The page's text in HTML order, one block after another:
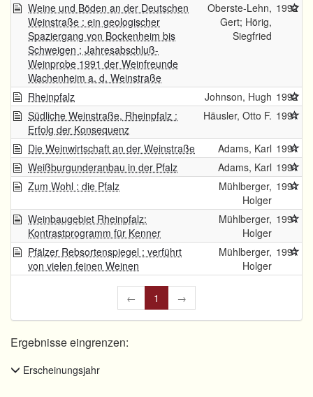
Weine und Böden an der Deutschen
Weinstraße : ein geologischer
Spaziergang von Bockenheim bis
Schweigen ; Jahresabschluß-
Weinprobe 1991 der Weinfreunde
Wachenheim a. d. Weinstraße
Oberste-Lehn,
Gert; Hörig,
Siegfried
1992
Rheinpfalz Johnson, Hugh 1992
Südliche Weinstraße, Rheinpfalz :
Erfolg der Konsequenz
Häusler, Otto F. 1991
Die Weinwirtschaft an der Weinstraße Adams, Karl 1991
Weißburgunderanbau in der Pfalz
Adams, Karl 1991
Zum Wohl : die Pfalz
Mühlberger,
Holger
1991
Weinbaugebiet Rheinpfalz:
Kontrastprogramm für Kenner
Mühlberger,
Holger
1991
Pfälzer Rebsortenspiegel : verführt
von vielen feinen Weinen
Mühlberger,
Holger
1991
← 1 →
Ergebnisse eingrenzen:
Erscheinungsjahr